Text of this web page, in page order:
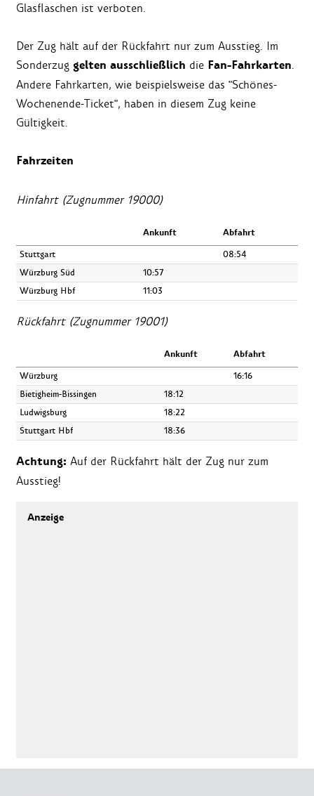
Glasflaschen ist verboten.
Der Zug hält auf der Rückfahrt nur zum Ausstieg. Im
Sonderzug gelten ausschließlich die Fan-Fahrkarten.
Andere Fahrkarten, wie beispielsweise das "Schönes-
Wochenende-Ticket", haben in diesem Zug keine
Gültigkeit.
Fahrzeiten
Hinfahrt (Zugnummer 19000)
Ankunft Abfahrt
Stuttgart
08:54
Würzburg Süd
10:57
Würzburg Hbf
11:03
Rückfahrt (Zugnummer 19001)
Ankunft Abfahrt
Würzburg
16:16
Bietigheim-Bissingen
18:12
Ludwigsburg
18:22
Stuttgart Hbf
18:36
Achtung: Auf der Rückfahrt hält der Zug nur zum
Ausstieg!